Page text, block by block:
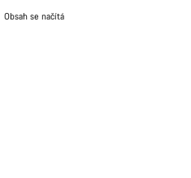
Obsah se načítá